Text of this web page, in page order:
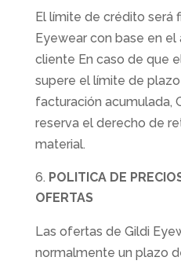
El límite de crédito será
Eyewear con base en el
cliente En caso de que
supere el límite de
facturación acumulada,
reserva el derecho de
material.
POLITICA DE
OFERTAS
Las ofertas de Gildi
normalmente un plazo